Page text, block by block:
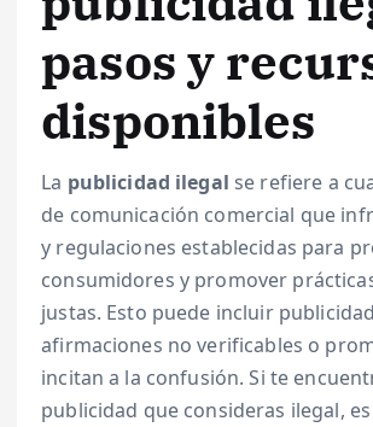
pasos y
disponibles
La publicidad ilegal se refiere a
de comunicación comercial que
y regulaciones establecidas para
consumidores y promover
justas. Esto puede incluir
afirmaciones no verificables o
incitan a la confusión. Si te
publicidad que consideras ilegal,